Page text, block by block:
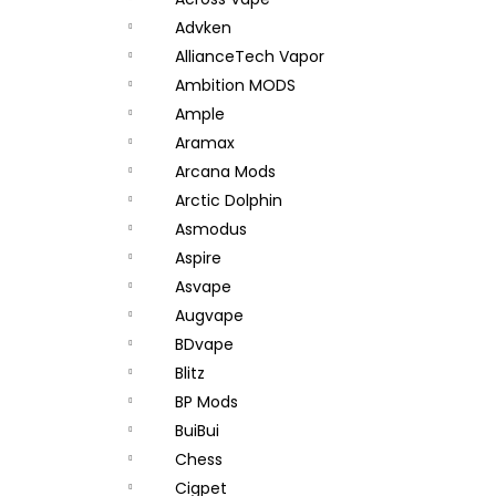
Advken
AllianceTech Vapor
Ambition MODS
Ample
Aramax
Arcana Mods
Arctic Dolphin
Asmodus
Aspire
Asvape
Augvape
BDvape
Blitz
BP Mods
BuiBui
Chess
Cigpet
JOYETECH BF SS316 ATOMIZER 0,6OHM
48 Kč